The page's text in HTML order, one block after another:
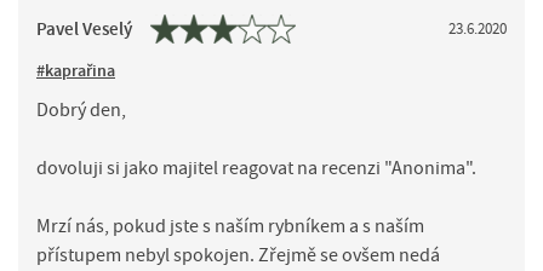
Pavel Veselý 23.6.2020
#kaprařina
Dobrý den,
dovoluji si jako majitel reagovat na recenzi "Anonima".
Mrzí nás, pokud jste s naším rybníkem a s naším
přístupem nebyl spokojen. Zřejmě se ovšem nedá